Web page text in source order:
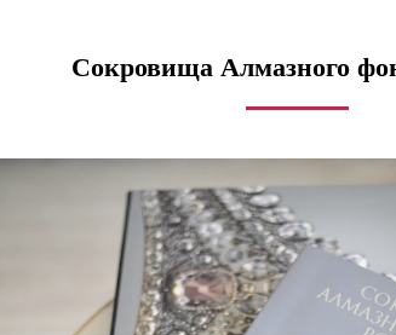
Сокровища Алмазного